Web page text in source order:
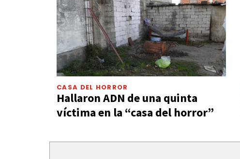
CASA DEL HORROR
Hallaron ADN de una quinta
víctima en la “casa del horror”